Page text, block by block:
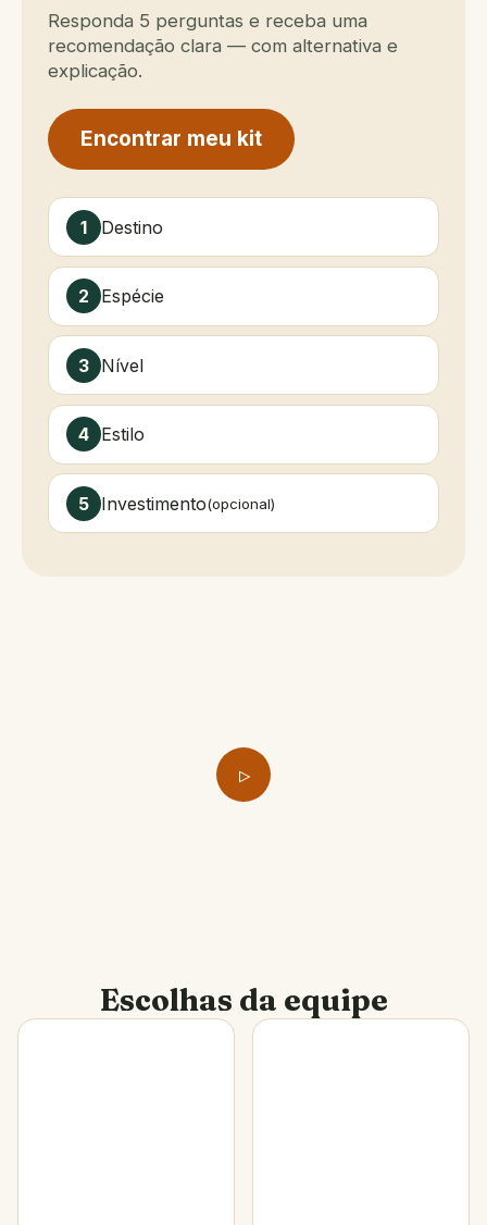
Responda 5 perguntas e receba uma
recomendação clara — com alternativa e
explicação.
Encontrar meu kit
Destino
Espécie
Nível
Estilo
Investimento(opcional)
Escolhas da equipe